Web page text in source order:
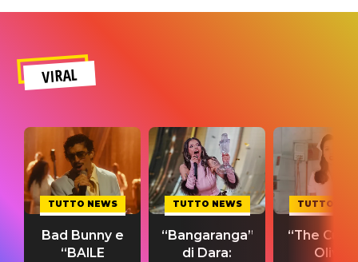
VIRAL
TUTTO NEWS
Bad Bunny e
“BAILE
TUTTO NEWS
“Bangaranga”
di Dara:
TUTTO
“The
Olivia